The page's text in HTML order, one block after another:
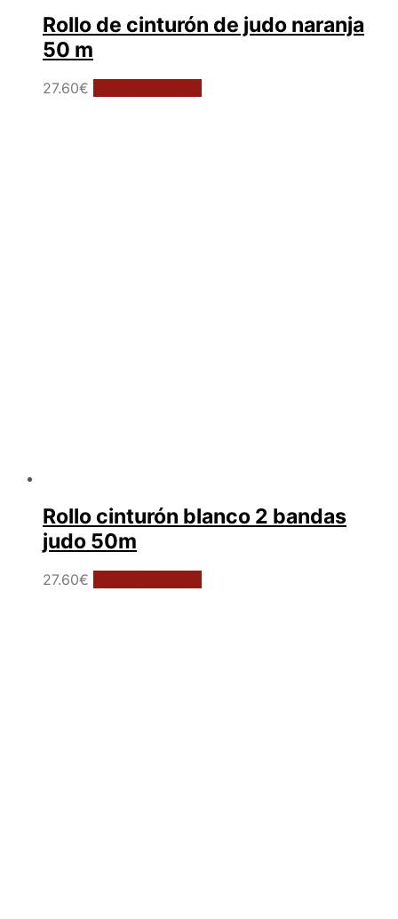
Rollo de cinturón de judo naranja
50 m
27.60€
Rollo cinturón blanco 2 bandas
judo 50m
27.60€